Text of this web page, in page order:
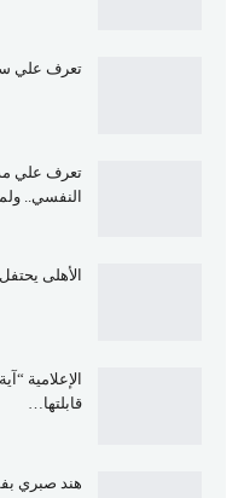
تعرف علي
تعرف علي
النفسي..
الأهلى
الإعلامية
قابلتها…
هند صبري